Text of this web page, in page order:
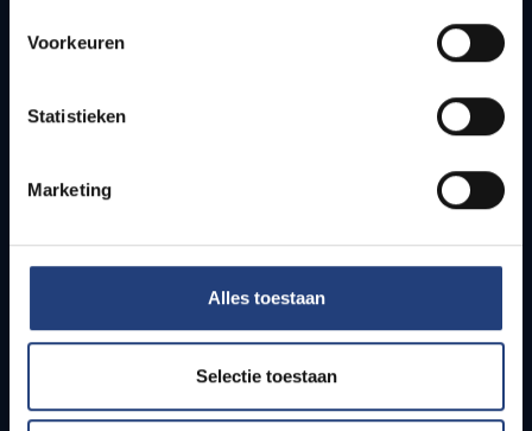
Voorkeuren
Statistieken
Marketing
Alles toestaan
Selectie toestaan
Bereikbaarheid
Studenten
PhD-studenten
Leerkrachten en secundaire scholen